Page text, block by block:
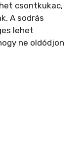
csontkukac,
A sodrás
lehet
ne oldódjon